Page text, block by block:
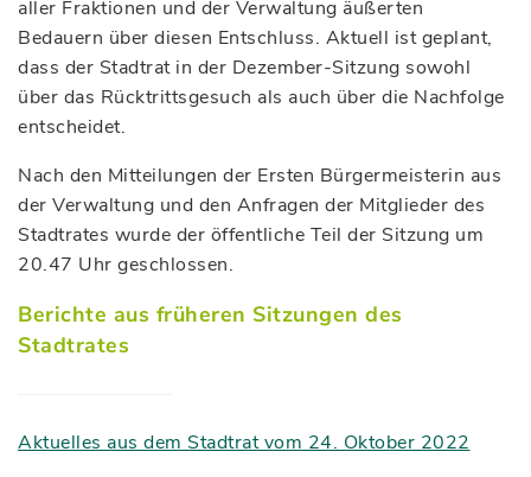
aller Fraktionen und der Verwaltung äußerten
Bedauern über diesen Entschluss. Aktuell ist geplant,
dass der Stadtrat in der Dezember-Sitzung sowohl
über das Rücktrittsgesuch als auch über die Nachfolge
entscheidet.
Nach den Mitteilungen der Ersten Bürgermeisterin aus
der Verwaltung und den Anfragen der Mitglieder des
Stadtrates wurde der öffentliche Teil der Sitzung um
20.47 Uhr geschlossen.
Berichte aus früheren Sitzungen des
Stadtrates
Aktuelles aus dem Stadtrat vom 24. Oktober 2022